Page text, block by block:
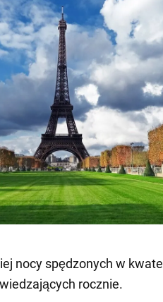
nocy spędzonych w
rocznie.